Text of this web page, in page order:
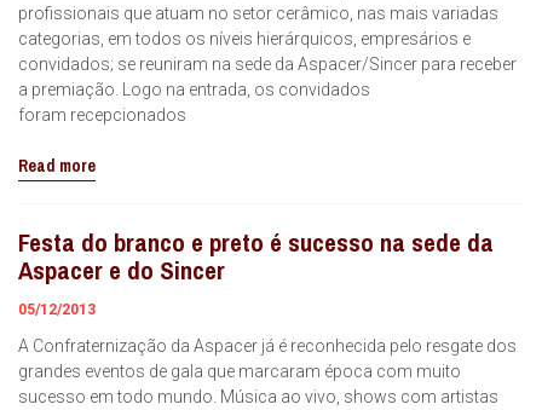
profissionais que atuam no setor cerâmico, nas mais variadas
categorias, em todos os níveis hierárquicos, empresários e
convidados; se reuniram na sede da Aspacer/Sincer para receber
a premiação. Logo na entrada, os convidados
foram recepcionados
Read more
Festa do branco e preto é sucesso na sede da
Aspacer e do Sincer
05/12/2013
A Confraternização da Aspacer já é reconhecida pelo resgate dos
grandes eventos de gala que marcaram época com muito
sucesso em todo mundo. Música ao vivo, shows com artistas